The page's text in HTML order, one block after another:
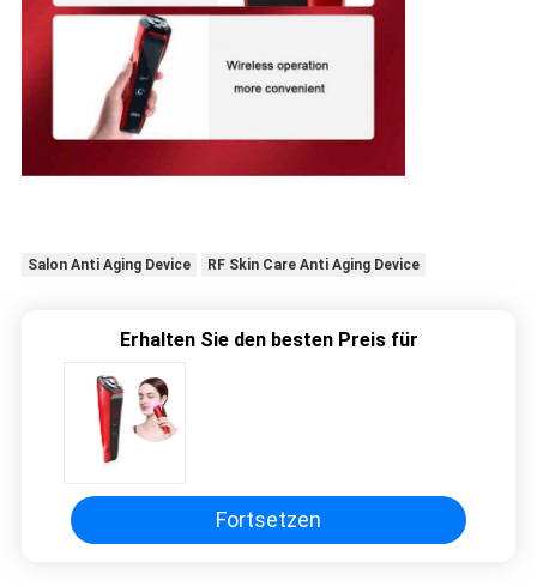
Salon Anti Aging Device RF Skin Care Anti Aging Device
Erhalten Sie den besten Preis für
Fortsetzen